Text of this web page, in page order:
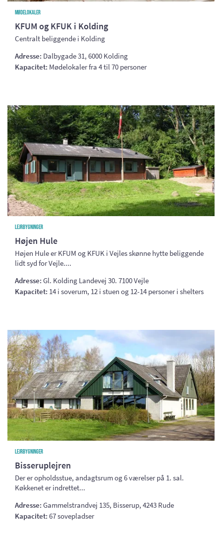
Mødelokaler
KFUM og KFUK i Kolding
Centralt beliggende i Kolding
Adresse: Dalbygade 31, 6000 Kolding
Kapacitet: Mødelokaler fra 4 til 70 personer
Lejrbygninger
Højen Hule
Højen Hule er KFUM og KFUK i Vejles skønne hytte beliggende
lidt syd for Vejle....
Adresse: Gl. Kolding Landevej 30. 7100 Vejle
Kapacitet: 14 i soverum, 12 i stuen og 12-14 personer i shelters
Lejrbygninger
Bisseruplejren
Der er opholdsstue, andagtsrum og 6 værelser på 1. sal.
Køkkenet er indrettet...
Adresse: Gammelstrandvej 135, Bisserup, 4243 Rude
Kapacitet: 67 sovepladser